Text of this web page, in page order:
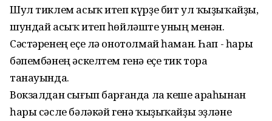
Шул тиклем асыҡ итеп күрҙе бит ул ҡыҙыҡайҙы,
шундай асыҡ итеп һөйләште уның менән.
Сәстәренең еҫе лә онотолмай һаман. Һап - һары
бәпембәнең әскелтем генә еҫе тик тора
танауында.
Вокзалдан сығып барғанда ла кеше араһынан
һары сәсле бәләкәй генә ҡыҙыҡайҙы эҙләне